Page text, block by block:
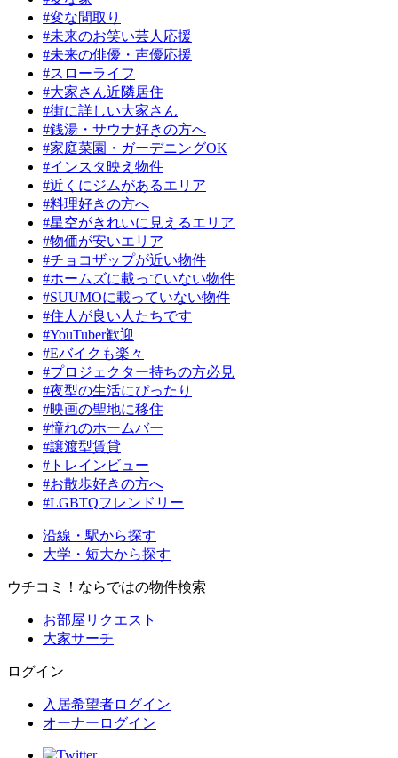
#変な間取り
#未来のお笑い芸人応援
#未来の俳優・声優応援
#スローライフ
#大家さん近隣居住
#街に詳しい大家さん
#銭湯・サウナ好きの方へ
#家庭菜園・ガーデニングOK
#インスタ映え物件
#近くにジムがあるエリア
#料理好きの方へ
#星空がきれいに見えるエリア
#物価が安いエリア
#チョコザップが近い物件
#ホームズに載っていない物件
#SUUMOに載っていない物件
#住人が良い人たちです
#YouTuber歓迎
#Eバイクも楽々
#プロジェクター持ちの方必見
#夜型の生活にぴったり
#映画の聖地に移住
#憧れのホームバー
#譲渡型賃貸
#トレインビュー
#お散歩好きの方へ
#LGBTQフレンドリー
沿線・駅から探す
大学・短大から探す
ウチコミ！ならではの物件検索
お部屋リクエスト
大家サーチ
ログイン
入居希望者ログイン
オーナーログイン